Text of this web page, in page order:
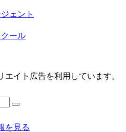
ェント
ール
イト広告を利用しています。
を見る